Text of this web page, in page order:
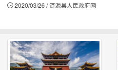
2020/03/26 / 洱源县人民政府网